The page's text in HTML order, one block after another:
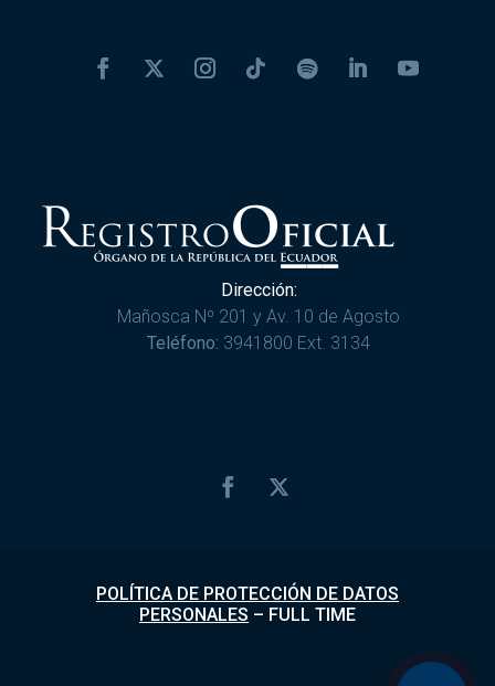
Dirección:
Mañosca Nº 201 y Av. 10 de Agosto
Teléfono: 3941800 Ext. 3134
POLÍTICA DE PROTECCIÓN DE DATOS
PERSONALES – FULL TIME